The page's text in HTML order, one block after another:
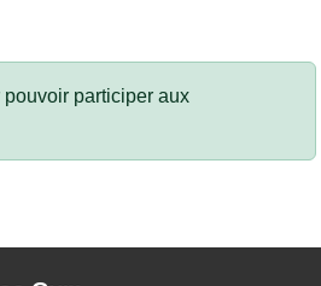
pouvoir participer aux